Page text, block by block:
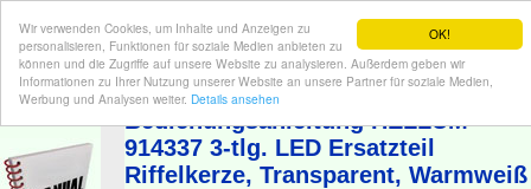
OK!
Wir verwenden Cookies, um Inhalte und Anzeigen zu
personalisieren, Funktionen für soziale Medien anbieten zu
können und die Zugriffe auf unsere Website zu analysieren. Außerdem geben wir
Informationen zu Ihrer Nutzung unserer Website an unsere Partner für soziale Medien,
Werbung und Analysen weiter. Details ansehen
BEDIENUNGSANLEITUNG| Hier finden Sie die deutsche Anleitung!
Bedienungsanleitung HELLUM
914337 3-tlg. LED Ersatzteil
Riffelkerze, Transparent, Warmweiß